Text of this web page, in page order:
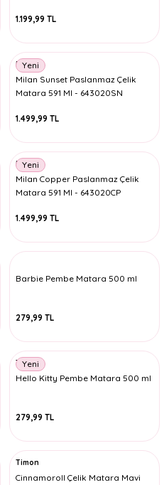
1.199,99 TL
Yeni
Milan
Milan Sunset Paslanmaz Çelik
Matara 591 Ml - 643020SN
1.499,99 TL
Yeni
Milan
Milan Copper Paslanmaz Çelik
Matara 591 Ml - 643020CP
1.499,99 TL
Barbie Pembe Matara 500 ml
279,99 TL
Yeni
Timon
Hello Kitty Pembe Matara 500 ml
279,99 TL
Timon
Cinnamoroll Çelik Matara Mavi